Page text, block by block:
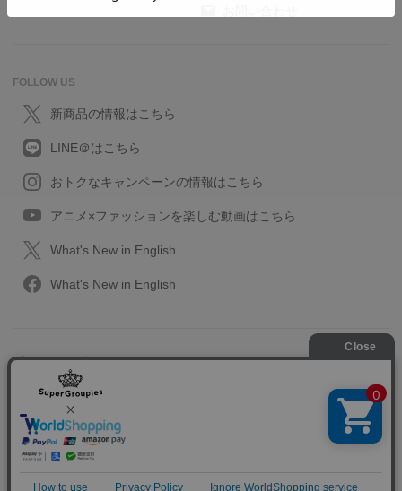
FOLLOW US
新商品の情報はこちら
LINE＠はこちら
おトクなキャンペーンの情報はこちら
アニメ×ファッションを楽しむ動画はこちら
What's New in English
What's New in English
プライバシーポリシー
特定取引に関する法律
会社情報/採用情報